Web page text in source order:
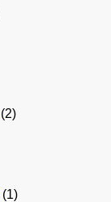
(2)
(1)